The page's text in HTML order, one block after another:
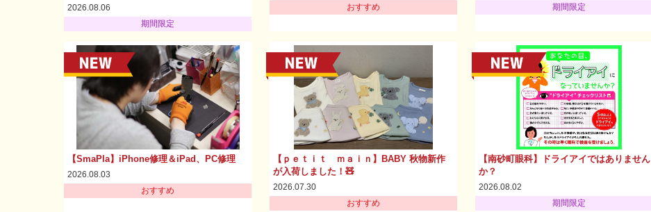
2026.08.06
期間限定
おすすめ
期間限定
【SmaPla】iPhone修理＆iPad、PC修理
2026.08.03
おすすめ
【ｐｅｔｉｔ ｍａｉｎ】BABY 秋物新作
が入荷しました！🧸
2026.07.30
おすすめ
【南砂町眼科】ドライアイではありません
か？
2026.08.02
期間限定